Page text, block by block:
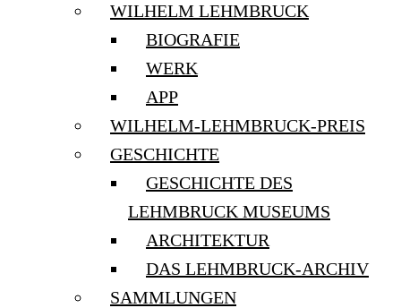
WILHELM LEHMBRUCK
BIOGRAFIE
WERK
APP
WILHELM-LEHMBRUCK-PREIS
GESCHICHTE
GESCHICHTE DES
LEHMBRUCK MUSEUMS
ARCHITEKTUR
DAS LEHMBRUCK-ARCHIV
SAMMLUNGEN